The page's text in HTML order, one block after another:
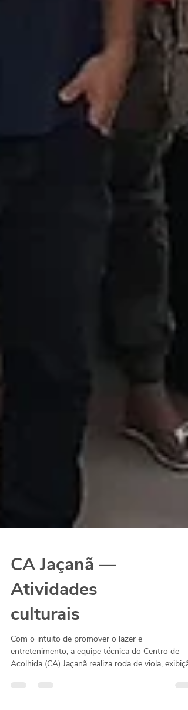
CA Jaçanã —
Atividades
culturais
Com o intuito de promover o lazer e
entretenimento, a equipe técnica do Centro de